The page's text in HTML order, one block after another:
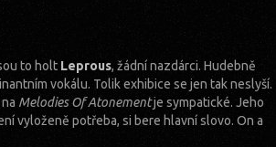
to holt Leprous, žádní nazdárci. Hudebně
vokálu. Tolik exhibice se jen tak neslyší.
Melodies Of Atonementje sympatické. Jeho
vyloženě potřeba, si bere hlavní slovo. On a